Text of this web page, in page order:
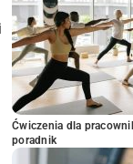
Ćwiczenia dla
poradnik